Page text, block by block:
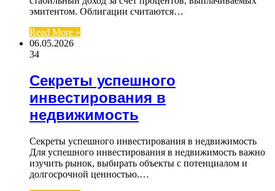
эмитентом. Облигации считаются…
Read More »
06.05.2026
34
Секреты успешного
инвестирования в
недвижимость
Секреты успешного инвестирования в недвижимость
Для успешного инвестирования в недвижимость важно
изучить рынок, выбирать объекты с потенциалом и
долгосрочной ценностью.…